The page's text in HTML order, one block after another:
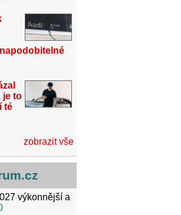
je to
té
zobrazit vše
výkonnější a